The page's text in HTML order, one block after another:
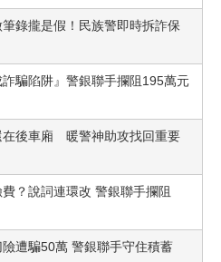
錄攏是假！民族警即時拆詐保
詐騙陷阱』警銀聯手攔阻195萬元
在後車廂 暖警神助攻找回重要
？說詞連環改 警銀聯手攔阻
遭騙50萬 警銀聯手守住積蓄